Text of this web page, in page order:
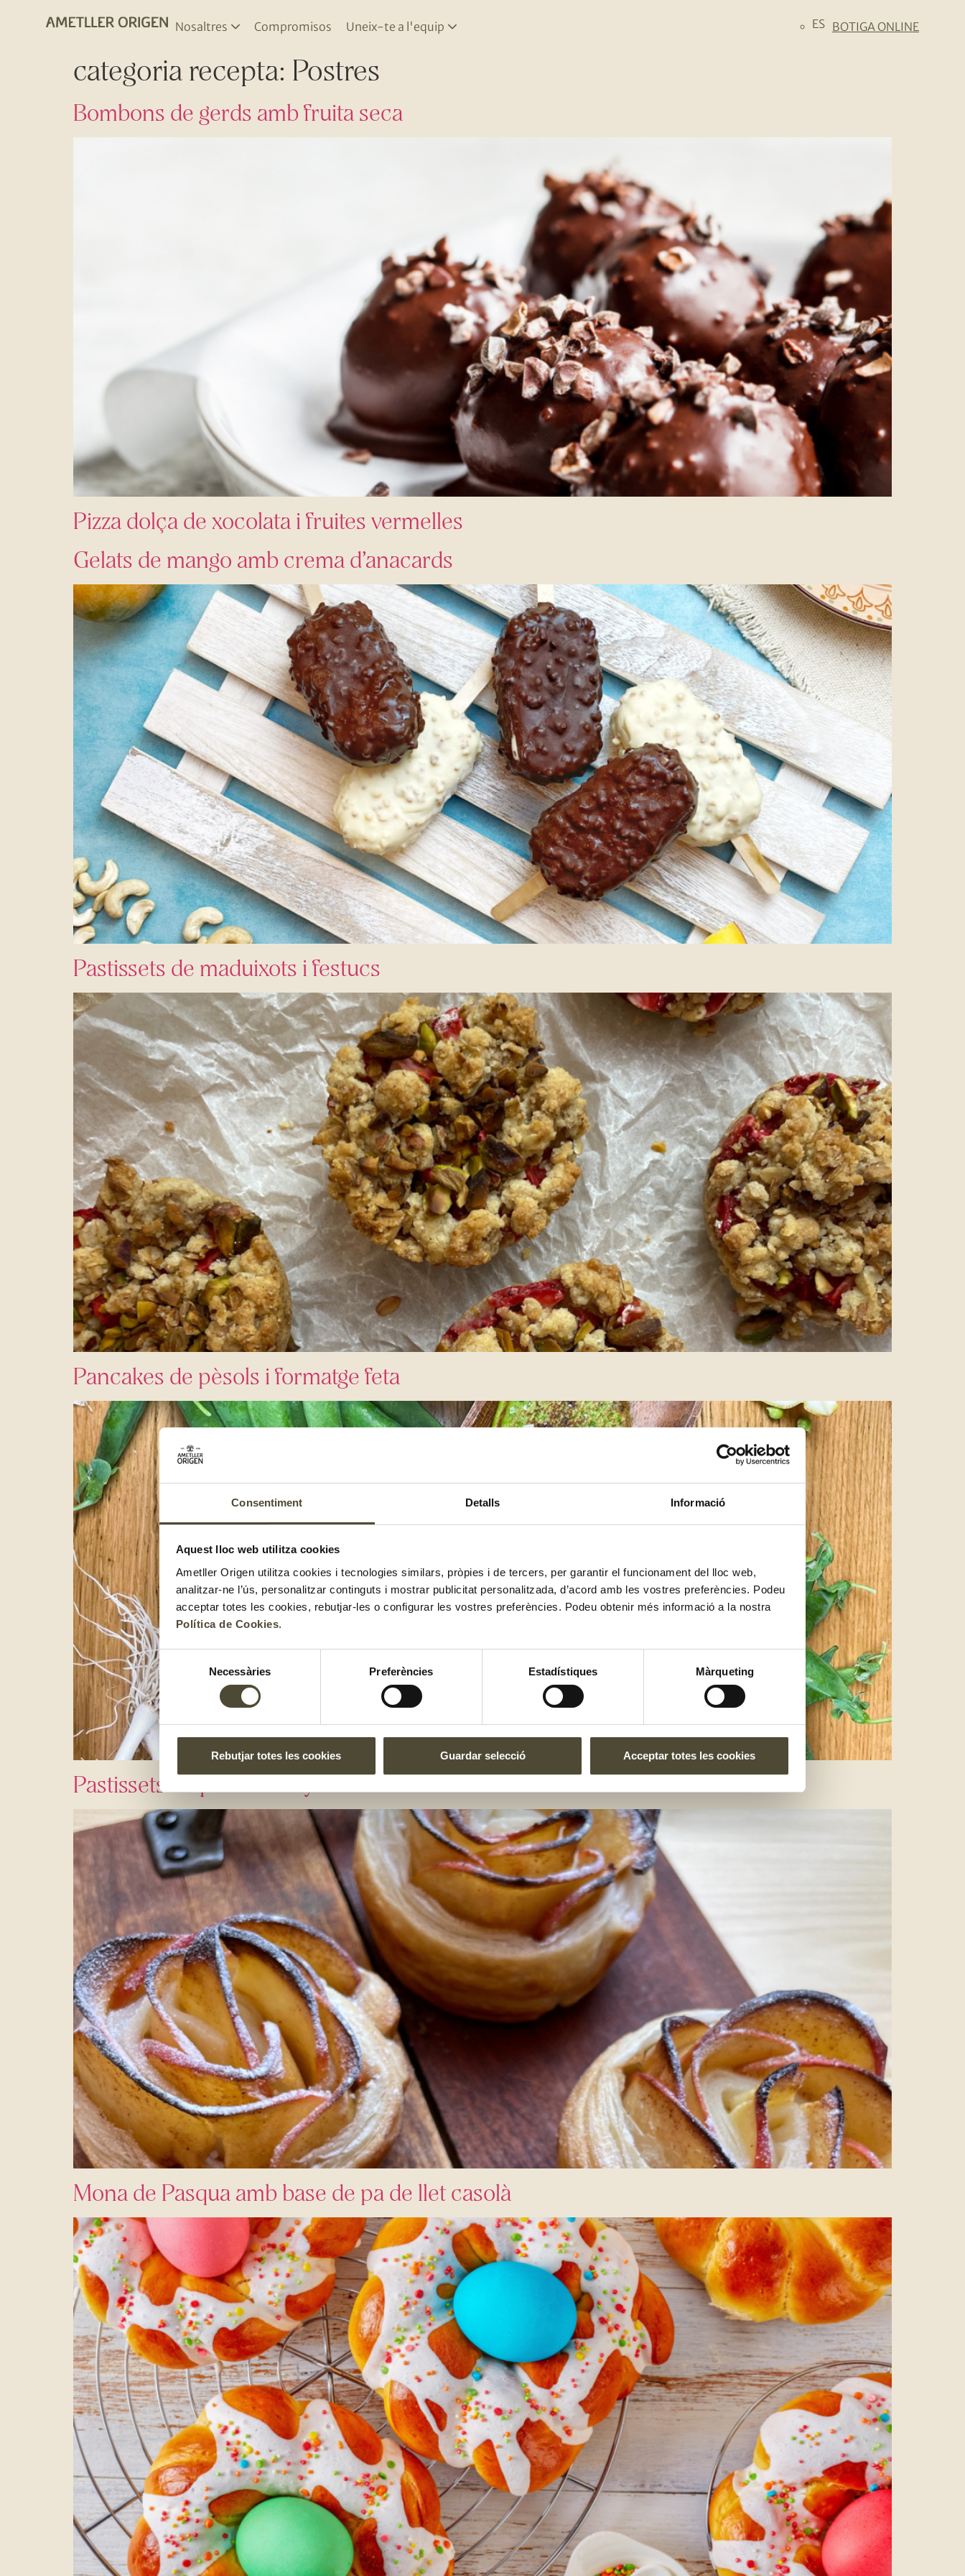
Consentiment Detalls Informació
Aquest lloc web utilitza cookies
Ametller Origen utilitza cookies i tecnologies similars, pròpies i de tercers, per garantir el funcionament del lloc web,
analitzar-ne l’ús, personalitzar continguts i mostrar publicitat personalitzada, d’acord amb les vostres preferències. Podeu
acceptar totes les cookies, rebutjar-les o configurar les vostres preferències. Podeu obtenir més informació a la nostra
Política de Cookies.
Selecció
de
consentiment
Necessàries Preferències Estadístiques Màrqueting
Rebutjar totes les cookies Guardar selecció Acceptar totes les cookies
Nosaltres Compromisos Uneix-te a l'equip ES BOTIGA ONLINE
categoria recepta: Postres
Bombons de gerds amb fruita seca
Pizza dolça de xocolata i fruites vermelles
Gelats de mango amb crema d’anacards
Pastissets de maduixots i festucs
Pancakes de pèsols i formatge feta
Pastissets de poma i canyella
Mona de Pasqua amb base de pa de llet casolà